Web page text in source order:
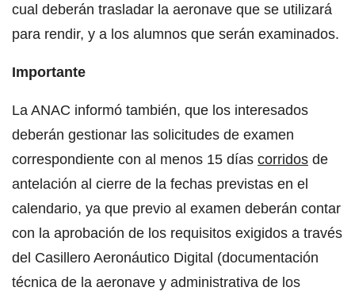
cual deberán trasladar la aeronave que se utilizará
para rendir, y a los alumnos que serán examinados.
Importante
La ANAC informó también, que los interesados
deberán gestionar las solicitudes de examen
correspondiente con al menos 15 días corridos de
antelación al cierre de la fechas previstas en el
calendario, ya que previo al examen deberán contar
con la aprobación de los requisitos exigidos a través
del Casillero Aeronáutico Digital (documentación
técnica de la aeronave y administrativa de los